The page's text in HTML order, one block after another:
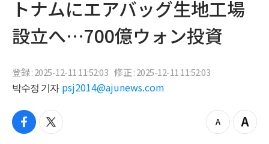
トナムにエアバッグ生地工場
設立へ…700億ウォン投資
登録 : 2025-12-11 11:52:03 修正 : 2025-12-11 11:52:03
박수정 기자 psj2014@ajunews.com
f
t
z
Z